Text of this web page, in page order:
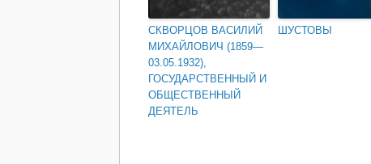
СКВОРЦОВ ВАСИЛИЙ
МИХАЙЛОВИЧ (1859—
03.05.1932),
ГОСУДАРСТВЕННЫЙ И
ОБЩЕСТВЕННЫЙ
ДЕЯТЕЛЬ
ШУСТОВЫ